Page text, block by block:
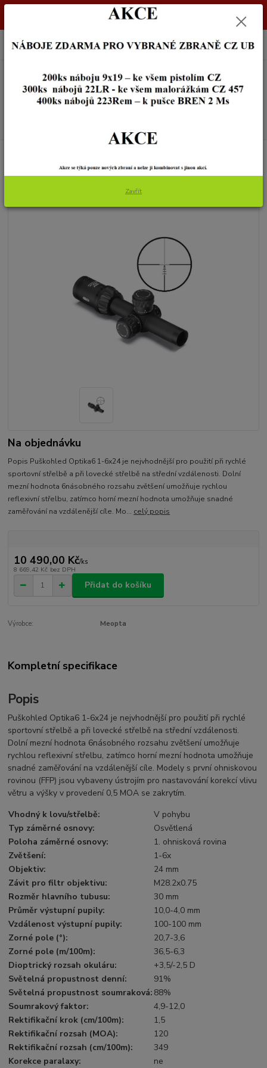
Dostupnost zboží si ověřte na info@zbraneostrava.cz nebo tel.
605056161.
+420 605 056 161 0ks
za 0,00 Kč
Meopta Optika6 1-6x24 RD FFP
Na objednávku
Popis Puškohled Optika6 1-6x24 je nejvhodnější pro použití při rychlé
sportovní střelbě a při lovecké střelbě na střední vzdálenosti. Dolní
mezní hodnota 6násobného rozsahu zvětšení umožňuje rychlou
reflexivní střelbu, zatímco horní mezní hodnota umožňuje snadné
zaměřování na vzdálenější cíle. Mo... celý popis
10 490,00 Kč/ks
8 669,42 Kč bez DPH
Přidat do košíku
Výrobce: Meopta
Kompletní specifikace
Popis
Puškohled Optika6 1-6x24 je nejvhodnější pro použití při rychlé
sportovní střelbě a při lovecké střelbě na střední vzdálenosti.
Dolní mezní hodnota 6násobného rozsahu zvětšení umožňuje
rychlou reflexivní střelbu, zatímco horní mezní hodnota umožňuje
snadné zaměřování na vzdálenější cíle. Modely s první ohniskovou
rovinou (FFP) jsou vybaveny ústrojím pro nastavování korekcí vlivu
větru a výšky v provedení 0,5 MOA se zakrytím.
Vhodný k lovu/střelbě:
V pohybu
Typ záměrné osnovy:
Osvětlená
Poloha záměrné osnovy:
1. ohnisková rovina
Zvětšení:
1-6x
Objektiv:
24 mm
Závit pro filtr objektivu:
M28.2x0.75
Rozměr hlavního tubusu:
30 mm
Průměr výstupní pupily:
10,0-4,0 mm
Vzdálenost výstupní pupily:
100-100 mm
Zorné pole (°):
20,7-3,6
Zorné pole (m/100m):
36,5-6,3
Dioptrický rozsah okuláru:
+3,5/-2,5 D
Světelná propustnost denní:
91%
Světelná propustnost soumraková: 88%
Soumrakový faktor:
4,9-12,0
Rektifikační krok (cm/100m):
1,5
Rektifikační rozsah (MOA):
120
Rektifikační rozsah (cm/100m):
349
Korekce paralaxy: ne
Zavřít